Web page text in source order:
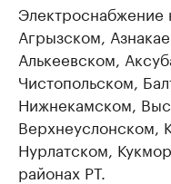
Электроснабжение
Агрызском,
Алькеевском,
Чистопольском,
Нижнекамском,
Верхнеуслонском,
Нурлатском,
районах РТ.